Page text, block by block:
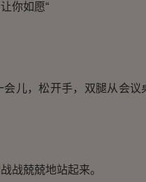
你如愿“
，松开手，双腿从会议
兢兢地站起来。